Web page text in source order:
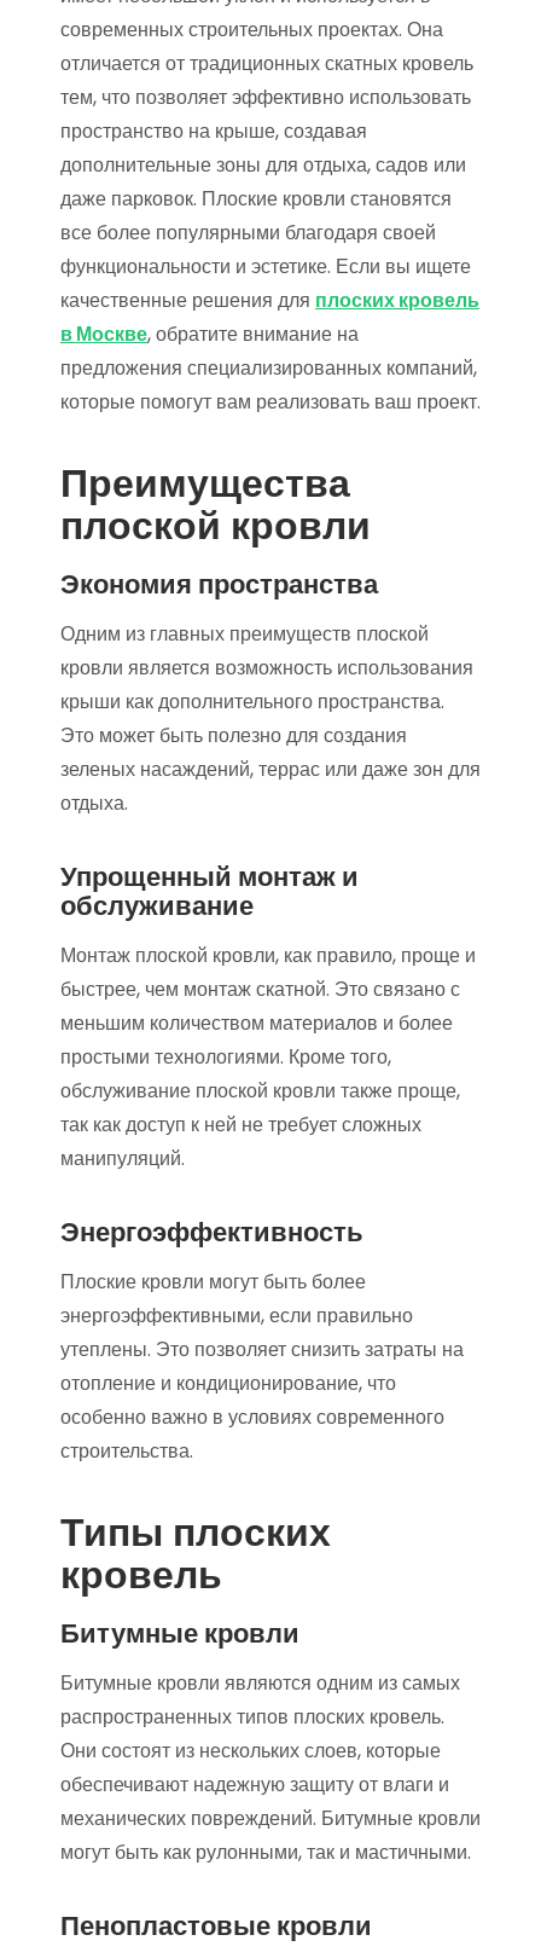
современных строительных проектах. Она
отличается от традиционных скатных кровель
тем, что позволяет эффективно использовать
пространство на крыше, создавая
дополнительные зоны для отдыха, садов или
даже парковок. Плоские кровли становятся
все более популярными благодаря своей
функциональности и эстетике. Если вы ищете
качественные решения для плоских кровель
в Москве, обратите внимание на
предложения специализированных компаний,
которые помогут вам реализовать ваш проект.
Преимущества
плоской кровли
Экономия пространства
Одним из главных преимуществ плоской
кровли является возможность использования
крыши как дополнительного пространства.
Это может быть полезно для создания
зеленых насаждений, террас или даже зон для
отдыха.
Упрощенный монтаж и
обслуживание
Монтаж плоской кровли, как правило, проще и
быстрее, чем монтаж скатной. Это связано с
меньшим количеством материалов и более
простыми технологиями. Кроме того,
обслуживание плоской кровли также проще,
так как доступ к ней не требует сложных
манипуляций.
Энергоэффективность
Плоские кровли могут быть более
энергоэффективными, если правильно
утеплены. Это позволяет снизить затраты на
отопление и кондиционирование, что
особенно важно в условиях современного
строительства.
Типы плоских
кровель
Битумные кровли
Битумные кровли являются одним из самых
распространенных типов плоских кровель.
Они состоят из нескольких слоев, которые
обеспечивают надежную защиту от влаги и
механических повреждений. Битумные кровли
могут быть как рулонными, так и мастичными.
Пенопластовые кровли